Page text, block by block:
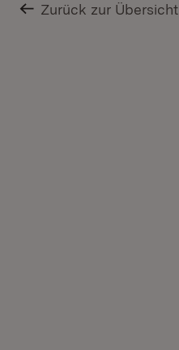
Zurück zur Übersicht